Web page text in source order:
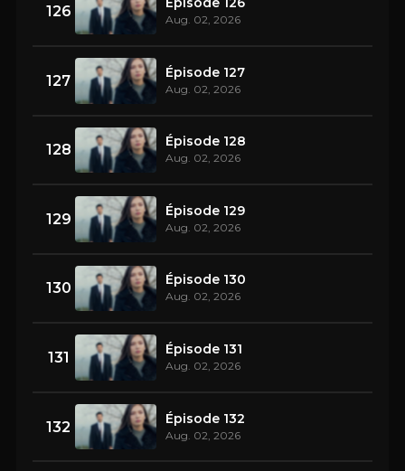
126 Aug. 02, 2026
127 Épisode 127
Aug. 02, 2026
128 Épisode 128
Aug. 02, 2026
129 Épisode 129
Aug. 02, 2026
130 Épisode 130
Aug. 02, 2026
131 Épisode 131
Aug. 02, 2026
132 Épisode 132
Aug. 02, 2026